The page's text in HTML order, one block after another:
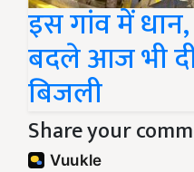
इस गांव में
बदले आज भी
बिजली
Share your